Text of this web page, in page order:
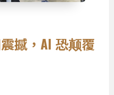
撼，AI 恐颠覆